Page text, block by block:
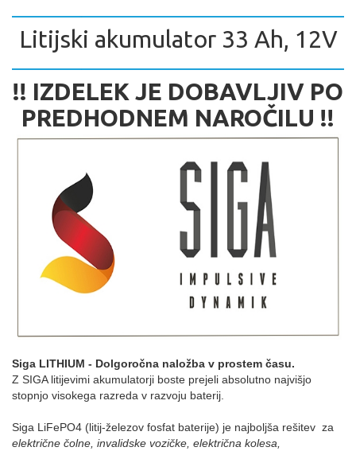
Litijski akumulator 33 Ah, 12V
!! IZDELEK JE DOBAVLJIV PO
PREDHODNEM NAROČILU !!
Siga LITHIUM - Dolgoročna naložba v prostem času.
Z SIGA litijevimi akumulatorji boste prejeli absolutno najvišjo
stopnjo visokega razreda v razvoju baterij.
Siga LiFePO4 (litij-železov fosfat baterije) je najboljša rešitev za
električne čolne, invalidske vozičke, električna kolesa,